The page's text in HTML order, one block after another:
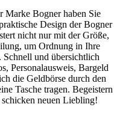
Marke Bogner haben Sie
Design der Bogner
nicht nur mit der Größe,
um Ordnung in Ihre
und übersichtlich
Personalausweis, Bargeld
die Geldbörse durch den
Tasche tragen. Begeistern
neuen Liebling!